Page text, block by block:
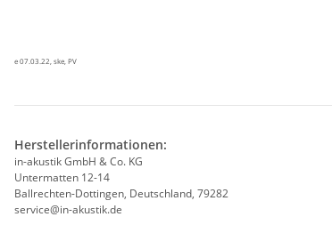
e 07.03.22, ske, PV
Herstellerinformationen:
in-akustik GmbH & Co. KG
Untermatten 12-14
Ballrechten-Dottingen, Deutschland, 79282
service@in-akustik.de